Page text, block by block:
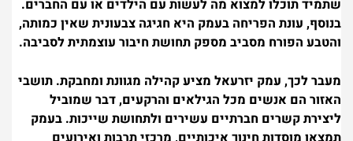
שתמיד תוכלו למצוא מה לעשות עם הילדים או עם החברים.
בנוסף, עונת הפריחה בעמק היא חגיגה צבעונית שאין כמותה,
והטבע הפורח מסביב מספק תחושת חיבור עוצמתית לסביבה.
מעבר לכך, עמק יזרעאל מציע קהילה מגוונת ומחבקת. תושבי
האזור הם אנשים מכל הגילאים והרקעים, דבר שמוביל
ליצירת קשרים חברתיים עשירים ולתחושת שייכות. בעמק